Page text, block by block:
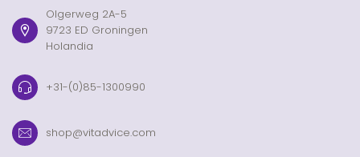
Olgerweg 2A-5
9723 ED Groningen
Holandia
+31-(0)85-1300990
shop@vitadvice.com